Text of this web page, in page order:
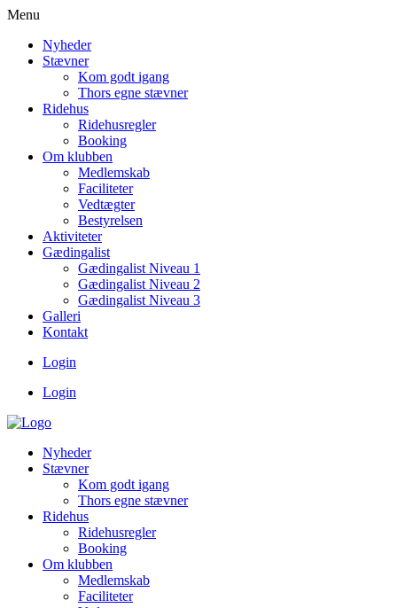
Menu
Nyheder
Stævner
Kom godt igang
Thors egne stævner
Ridehus
Ridehusregler
Booking
Om klubben
Medlemskab
Faciliteter
Vedtægter
Bestyrelsen
Aktiviteter
Gædingalist
Gædingalist Niveau 1
Gædingalist Niveau 2
Gædingalist Niveau 3
Galleri
Kontakt
Login
Login
Nyheder
Stævner
Kom godt igang
Thors egne stævner
Ridehus
Ridehusregler
Booking
Om klubben
Medlemskab
Faciliteter